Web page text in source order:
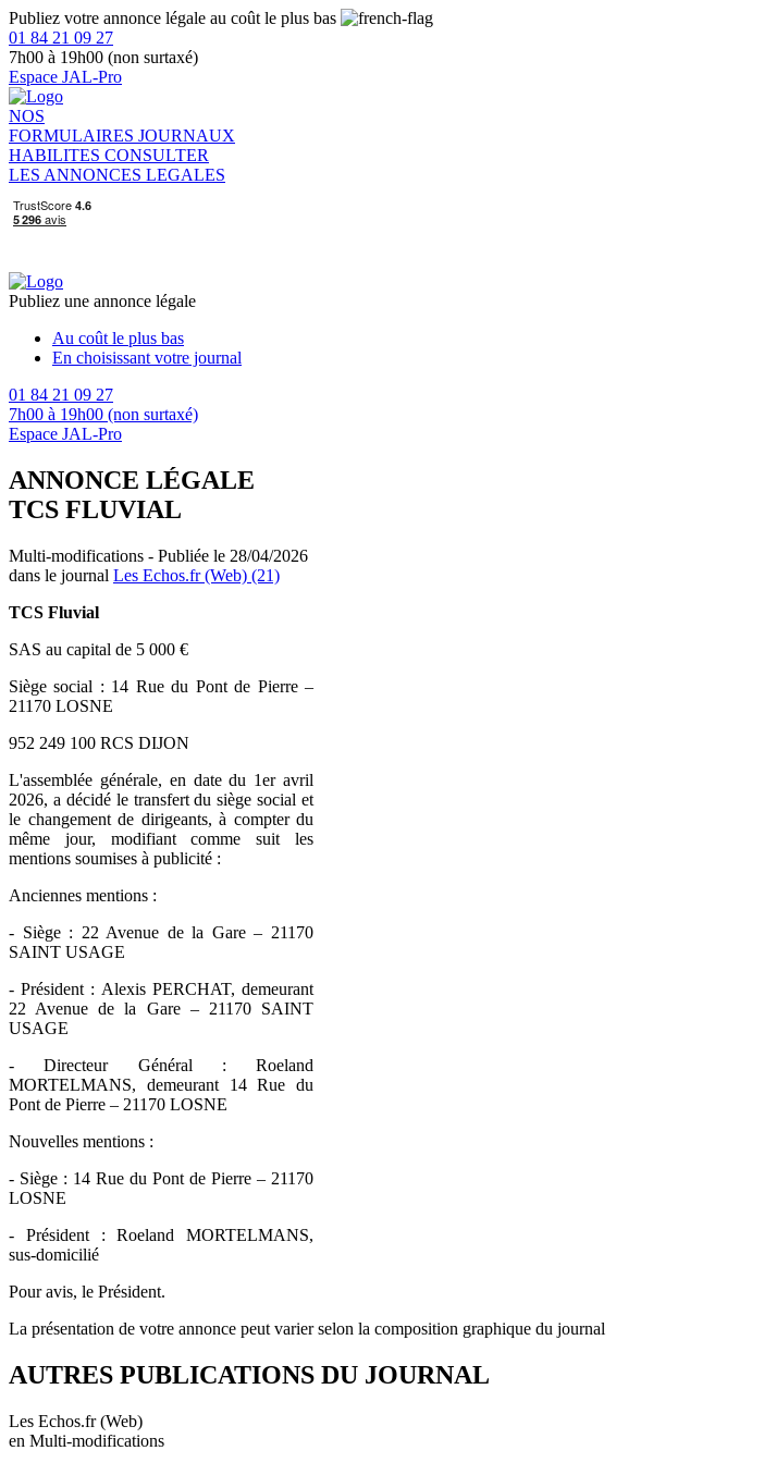
Publiez votre annonce légale au coût le plus bas
01 84 21 09 27
7h00 à 19h00 (non surtaxé)
Espace JAL-Pro
NOS
FORMULAIRES JOURNAUX
HABILITES CONSULTER
LES ANNONCES LEGALES
Publiez une annonce légale
Au coût le plus bas
En choisissant votre journal
01 84 21 09 27
7h00 à 19h00 (non surtaxé)
Espace JAL-Pro
ANNONCE LÉGALE
TCS FLUVIAL
Multi-modifications - Publiée le 28/04/2026
dans le journal Les Echos.fr (Web) (21)
TCS Fluvial
SAS au capital de 5 000 €
Siège social : 14 Rue du Pont de Pierre –
21170 LOSNE
952 249 100 RCS DIJON
L'assemblée générale, en date du 1er avril
2026, a décidé le transfert du siège social et
le changement de dirigeants, à compter du
même jour, modifiant comme suit les
mentions soumises à publicité :
Anciennes mentions :
- Siège : 22 Avenue de la Gare – 21170
SAINT USAGE
- Président : Alexis PERCHAT, demeurant
22 Avenue de la Gare – 21170 SAINT
USAGE
- Directeur Général : Roeland
MORTELMANS, demeurant 14 Rue du
Pont de Pierre – 21170 LOSNE
Nouvelles mentions :
- Siège : 14 Rue du Pont de Pierre – 21170
LOSNE
- Président : Roeland MORTELMANS,
sus-domicilié
Pour avis, le Président.
La présentation de votre annonce peut varier selon la composition graphique du journal
AUTRES PUBLICATIONS DU JOURNAL
Les Echos.fr (Web)
en Multi-modifications